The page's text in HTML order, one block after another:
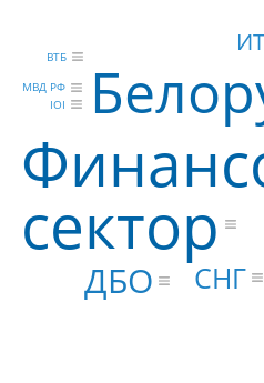
сектор
ДБО СНГ
ВТБ
МВД РФ
IOI